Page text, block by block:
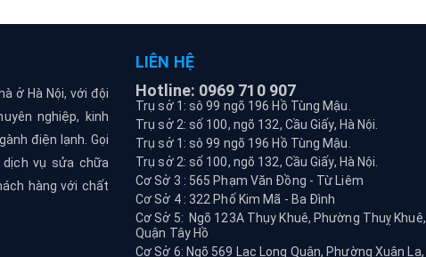
ở Hà Nội, với đội
nghiệp, kinh
điện lạnh. Gọi
vụ sửa chữa
hàng với chất
LIÊN HỆ
Hotline: 0969 710 907
Trụ sở 1: sô 99 ngõ 196 Hồ Tùng Mậu.
Trụ sở 2: số 100, ngõ 132, Cầu Giấy, Hà Nội.
Trụ sở 1: sô 99 ngõ 196 Hồ Tùng Mậu.
Trụ sở 2: số 100, ngõ 132, Cầu Giấy, Hà Nội.
Cơ Sở 3 : 565 Phạm Văn Đồng - Từ Liêm
Cơ Sở 4 : 322 Phố Kim Mã - Ba Đình
Cơ Sở 5: Ngõ 123A Thụy Khuê, Phường Thuỵ Khuê,
Quận Tây Hồ
Cơ Sở 6: Ngõ 569 Lạc Long Quân, Phường Xuân La,